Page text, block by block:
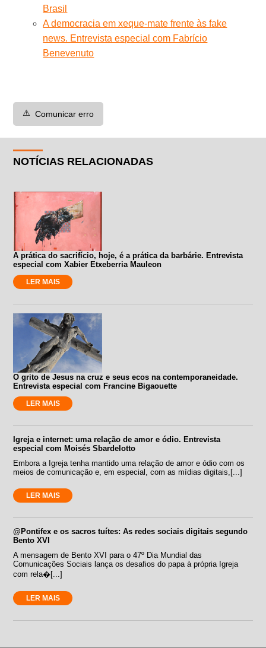
Brasil
A democracia em xeque-mate frente às fake
news. Entrevista especial com Fabrício
Benevenuto
⚠️ Comunicar erro
NOTÍCIAS RELACIONADAS
A prática do sacrifício, hoje, é a prática da barbárie. Entrevista
especial com Xabier Etxeberria Mauleon
LER MAIS
O grito de Jesus na cruz e seus ecos na contemporaneidade.
Entrevista especial com Francine Bigaouette
LER MAIS
Igreja e internet: uma relação de amor e ódio. Entrevista
especial com Moisés Sbardelotto
Embora a Igreja tenha mantido uma relação de amor e ódio com os
meios de comunicação e, em especial, com as mídias digitais,[...]
LER MAIS
@Pontifex e os sacros tuítes: As redes sociais digitais segundo
Bento XVI
A mensagem de Bento XVI para o 47º Dia Mundial das
Comunicações Sociais lança os desafios do papa à própria Igreja
com rela�[...]
LER MAIS